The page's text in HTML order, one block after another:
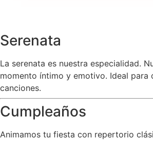
Serenata
La serenata es nuestra especialidad.
momento íntimo y emotivo. Ideal para
canciones.
Cumpleaños
Animamos tu fiesta con repertorio